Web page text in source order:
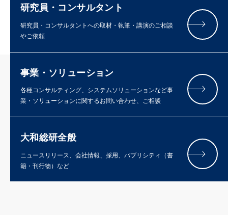
研究員・コンサルタント
研究員・コンサルタントへの取材・執筆・講演のご相談
やご依頼
事業・ソリューション
各種コンサルティング、システムソリューションなど事
業・ソリューションに関するお問い合わせ、ご相談
大和総研全般
ニュースリリース、会社情報、採用、パブリシティ（書
籍・刊行物）など